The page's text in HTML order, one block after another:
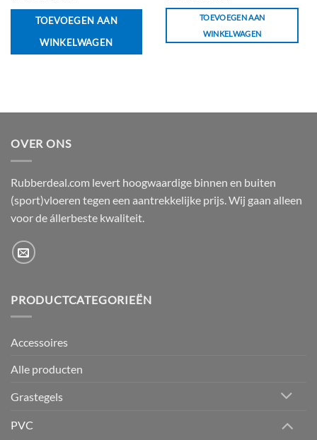
TOEVOEGEN AAN
WINKELWAGEN
TOEVOEGEN AAN
WINKELWAGEN
OVER ONS
Rubberdeal.com levert hoogwaardige binnen en buiten
(sport)vloeren tegen een aantrekkelijke prijs. Wij gaan alleen
voor de állerbeste kwaliteit.
PRODUCTCATEGORIEËN
Accessoires
Alle producten
Grastegels
PVC